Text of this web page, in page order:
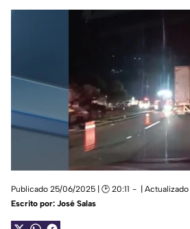
Publicado 25/06/2025 | 🕑 20:11 | Actualizado
Escrito por: José Salas